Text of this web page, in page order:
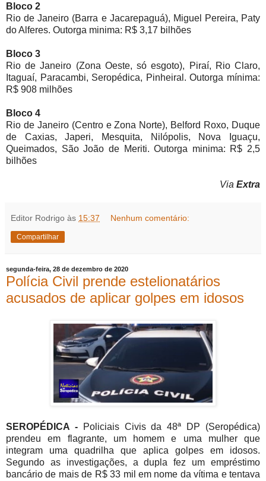
Bloco 2
Rio de Janeiro (Barra e Jacarepaguá), Miguel Pereira, Paty
do Alferes. Outorga minima: R$ 3,17 bilhões
Bloco 3
Rio de Janeiro (Zona Oeste, só esgoto), Piraí, Rio Claro,
Itaguaí, Paracambi, Seropédica, Pinheiral. Outorga mínima:
R$ 908 milhões
Bloco 4
Rio de Janeiro (Centro e Zona Norte), Belford Roxo, Duque
de Caxias, Japeri, Mesquita, Nilópolis, Nova Iguaçu,
Queimados, São João de Meriti. Outorga minima: R$ 2,5
bilhões
Via Extra
Editor Rodrigo às 15:37 Nenhum comentário:
Compartilhar
segunda-feira, 28 de dezembro de 2020
Polícia Civil prende estelionatários
acusados de aplicar golpes em idosos
SEROPÉDICA -
Policiais Civis da 48ª DP (Seropédica)
prendeu em flagrante, um homem e uma mulher que
integram uma quadrilha que aplica golpes em idosos.
Segundo as investigações, a dupla fez um empréstimo
bancário de mais de R$ 33 mil em nome da vítima e tentava